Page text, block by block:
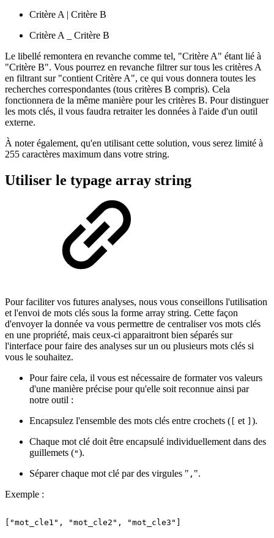
Critère A | Critère B
Critère A _ Critère B
Le libellé remontera en revanche comme tel, "Critère A" étant lié à
"Critère B". Vous pourrez en revanche filtrer sur tous les critères A
en filtrant sur "contient Critère A", ce qui vous donnera toutes les
recherches correspondantes (tous critères B compris). Cela
fonctionnera de la même manière pour les critères B. Pour distinguer
les mots clés, il vous faudra retraiter les données à l'aide d'un outil
externe.
À noter également, qu'en utilisant cette solution, vous serez limité à
255 caractères maximum dans votre string.
Utiliser le typage array string
Pour faciliter vos futures analyses, nous vous conseillons l'utilisation
et l'envoi de mots clés sous la forme array string. Cette façon
d'envoyer la donnée va vous permettre de centraliser vos mots clés
en une propriété, mais ceux-ci apparaitront bien séparés sur
l'interface pour faire des analyses sur un ou plusieurs mots clés si
vous le souhaitez.
Pour faire cela, il vous est nécessaire de formater vos valeurs
d'une manière précise pour qu'elle soit reconnue ainsi par
notre outil :
Encapsulez l'ensemble des mots clés entre crochets (
et
).
Chaque mot clé doit être encapsulé individuellement dans des
guillemets (").
Séparer chaque mot clé par des virgules " , ".
Exemple :
["mot_cle1", "mot_cle2", "mot_cle3"]